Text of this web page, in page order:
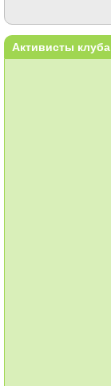
Активисты клуба